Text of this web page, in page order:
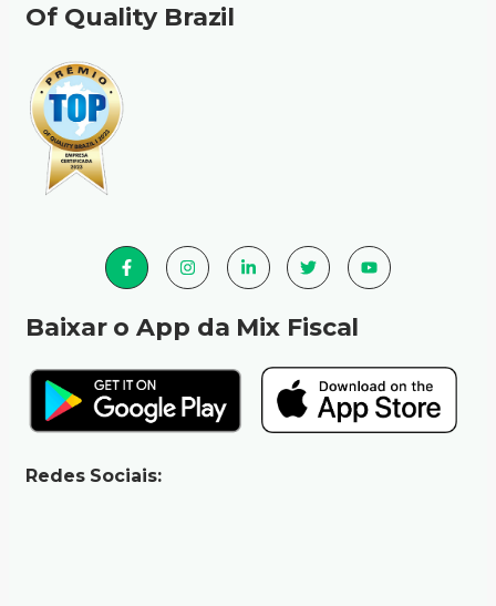
Of Quality Brazil
Baixar o App da Mix Fiscal
Redes Sociais: